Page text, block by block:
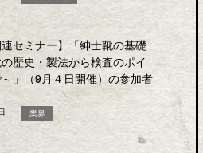
連セミナー】「紳士靴の基礎
歴史・製法から検査のポイ
」（9月４日開催）の参加者
業界